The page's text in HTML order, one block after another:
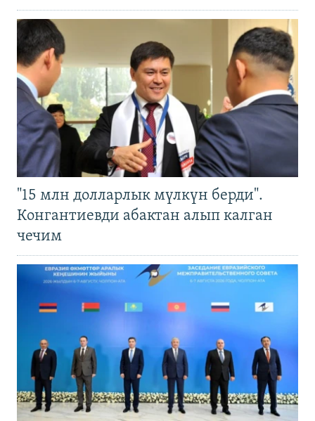
"15 млн долларлык мүлкүн берди".
Конгантиевди абактан алып калган
чечим